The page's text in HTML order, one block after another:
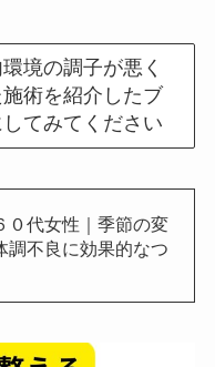
境の調子が悪く
術を紹介したブ
てみてください
０代女性｜季節の変
調不良に効果的なつ